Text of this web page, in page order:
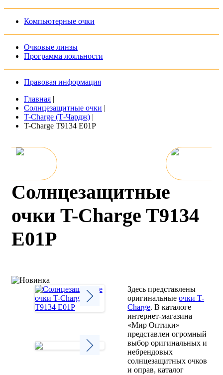
Компьютерные очки
Очковые линзы
Программа лояльности
Правовая информация
Главная |
Солнцезащитные очки |
T-Charge (Т-Чардж) |
T-Charge T9134 E01P
Солнцезащитные
очки T-Charge T9134
E01P
Здесь представлены
оригинальныеочки T-
Charge. В каталоге
интернет-магазина
«Мир Оптики»
представлен огромный
выбор оригинальных и
небрендовых
солнцезащитных очков
и оправ, каталог